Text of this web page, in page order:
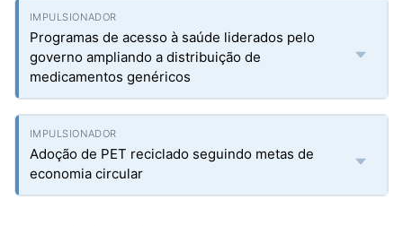
Programas de acesso à saúde liderados pelo
governo ampliando a distribuição de
medicamentos genéricos
Adoção de PET reciclado seguindo metas de
economia circular